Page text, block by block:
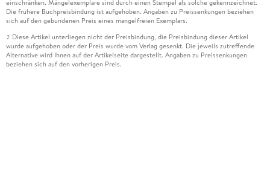
einschränken. Mängelexemplare sind durch einen Stempel als solche gekennzeichnet.
Die frühere Buchpreisbindung ist aufgehoben. Angaben zu Preissenkungen beziehen
sich auf den gebundenen Preis eines mangelfreien Exemplars.
2 Diese Artikel unterliegen nicht der Preisbindung, die Preisbindung dieser Artikel
wurde aufgehoben oder der Preis wurde vom Verlag gesenkt. Die jeweils zutreffende
Alternative wird Ihnen auf der Artikelseite dargestellt. Angaben zu Preissenkungen
beziehen sich auf den vorherigen Preis.